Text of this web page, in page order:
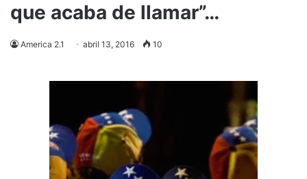
que acaba de llamar”…
America 2.1 abril 13, 2016 10